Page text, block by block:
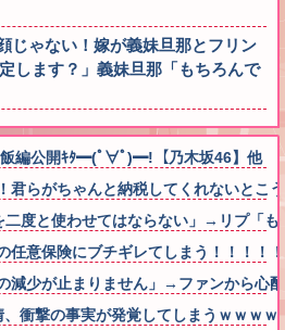
じゃない！嫁が義妹旦那とフリン
します？」義妹旦那「もちろんで
飯編公開ｷﾀ━(ﾟ∀ﾟ)━!【乃木坂46】他
君らがちゃんと納税してくれないと
二度と使わせてはならない」→リプ「
任意保険にブチギレてしまう！！！！
減少が止まりません」→ファンから心
、衝撃の事実が発覚してしまうｗｗｗｗ